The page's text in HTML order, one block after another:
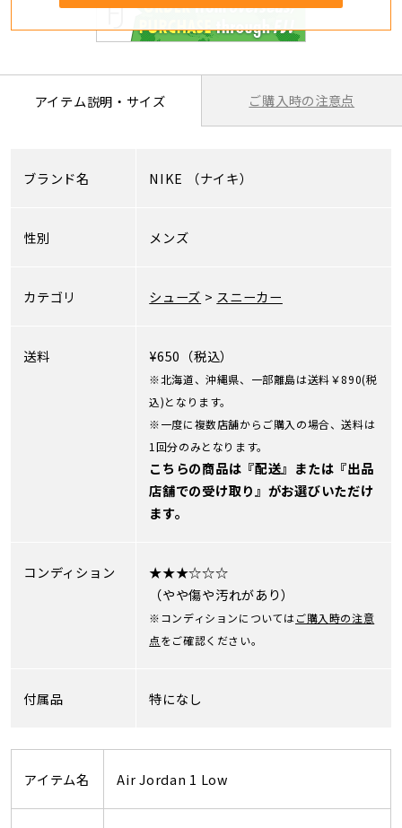
アイテム説明・サイズ ご購入時の注意点
ブランド名 NIKE （ナイキ）
性別 メンズ
カテゴリ シューズ > スニーカー
送料 ¥650（税込）
※北海道、沖縄県、一部離島は送料￥890(税
込)となります。
※一度に複数店舗からご購入の場合、送料は
1回分のみとなります。
こちらの商品は『配送』または『出品
店舗での受け取り』がお選びいただけ
ます。
コンディション
★★★☆☆☆
（やや傷や汚れがあり）
※コンディションについてはご購入時の注意
点をご確認ください。
付属品 特になし
アイテム名 Air Jordan 1 Low